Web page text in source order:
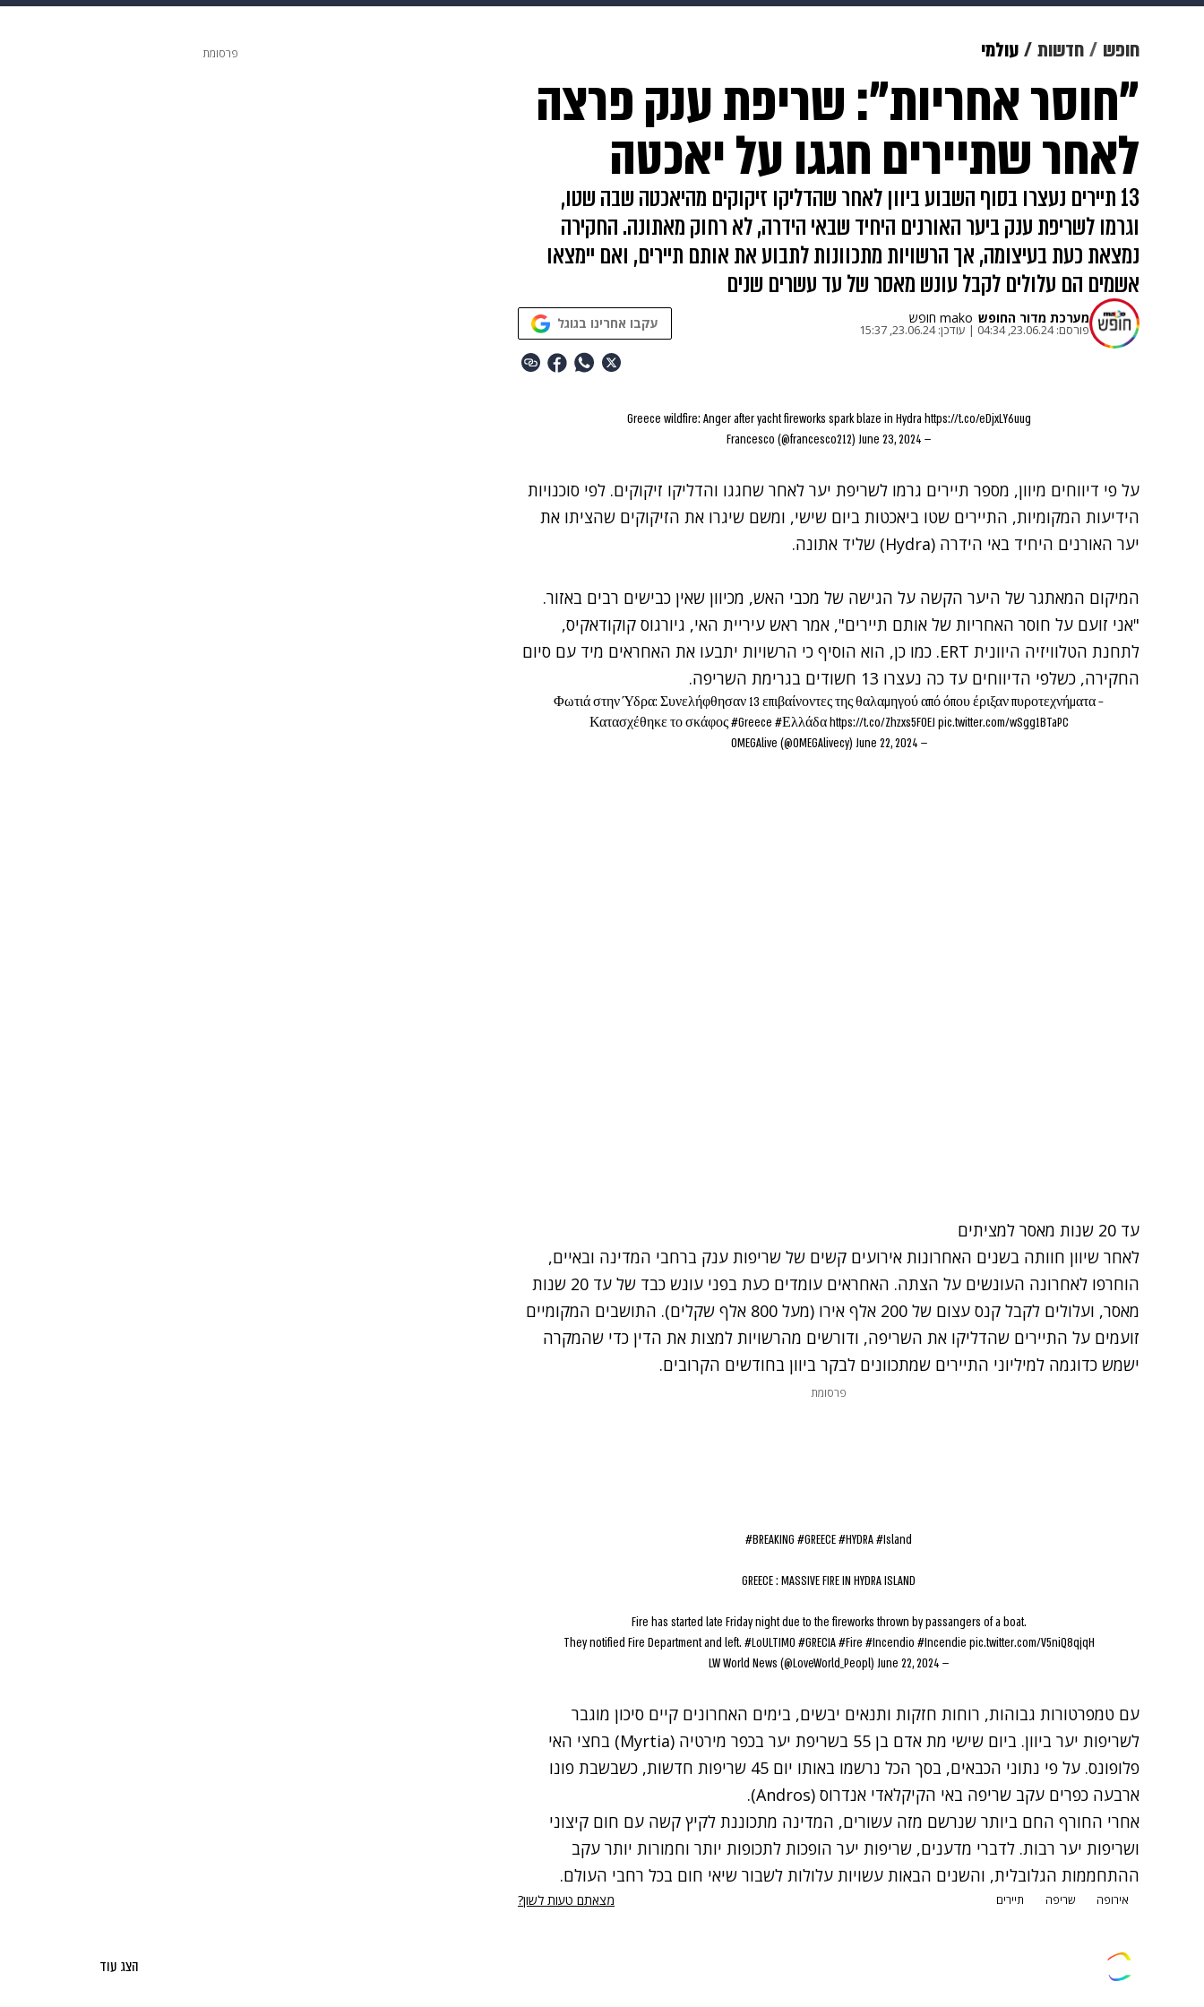
תרבות
גאווה משפט תשעה חודשים מתכונים פרויקטים מיוחדים
חופש חדשות עולמי
"חוסר אחריות": שריפת ענק פרצה
לאחר שתיירים חגגו על יאכטה
13 תיירים נעצרו בסוף השבוע ביוון לאחר שהדליקו זיקוקים מהיאכטה שבה שטו,
וגרמו לשריפת ענק ביער האורנים היחיד שבאי הידרה, לא רחוק מאתונה. החקירה
נמצאת כעת בעיצומה, אך הרשויות מתכוונות לתבוע את אותם תיירים, ואם יימצאו
אשמים הם עלולים לקבל עונש מאסר של עד עשרים שנים
מערכת מדור החופש mako חופש
פורסם:23.06.24, 04:34
| עודכן:23.06.24, 15:37 עקבו אחרינו בגוגל
Greece wildfire: Anger after yacht fireworks spark blaze in Hydra https://t.co/eDjxLY6uug
— Francesco (@francesco212)
June 23, 2024
על פי דיווחים מיוון, מספר תיירים גרמו לשריפת יער לאחר שחגגו והדליקו זיקוקים. לפי סוכנויות
הידיעות המקומיות, התיירים שטו ביאכטות ביום שישי, ומשם שיגרו את הזיקוקים שהציתו את
יער האורנים היחיד באי הידרה (Hydra) שליד אתונה.
המיקום המאתגר של היער הקשה על הגישה של מכבי האש, מכיוון שאין כבישים רבים באזור.
"אני זועם על חוסר האחריות של אותם תיירים", אמר ראש עיריית האי, גיורגוס קוקודאקיס,
לתחנת הטלוויזיה היוונית ERT. כמו כן, הוא הוסיף כי הרשויות יתבעו את האחראים מיד עם סיום
החקירה, כשלפי הדיווחים עד כה נעצרו 13 חשודים בגרימת השריפה.
Φωτιά στην Ύδρα: Συνελήφθησαν 13 επιβαίνοντες της θαλαμηγού από όπου έριξαν πυροτεχνήματα –
Κατασχέθηκε το σκάφος#Greece #Ελλάδαhttps://t.co/Zhzxs5F0EJ pic.twitter.com/wSgg1BTaPC
— OMEGAlive (@OMEGAlivecy)
June 22, 2024
עד 20 שנות מאסר למציתים
לאחר שיוון חוותה בשנים האחרונות אירועים קשים של שריפות ענק ברחבי המדינה ובאיים,
הוחרפו לאחרונה העונשים על הצתה. האחראים עומדים כעת בפני עונש כבד של עד 20 שנות
מאסר, ועלולים לקבל קנס עצום של 200 אלף אירו (מעל 800 אלף שקלים). התושבים המקומיים
זועמים על התיירים שהדליקו את השריפה, ודורשים מהרשויות למצות את הדין כדי שהמקרה
ישמש כדוגמה למיליוני התיירים שמתכוונים לבקר ביוון בחודשים הקרובים.
פרסומת
#BREAKING #GREECE#HYDRA#Island
GREECE : MASSIVE FIRE IN HYDRA ISLAND
Fire has started late Friday night due to the fireworks thrown by passangers of a boat.
They notified Fire Department and left. #LoULTIMO #GRECIA#Fire #Incendio #Incendie pic.twitter.com/V5niQ8qjqH
— LW World News (@LoveWorld_Peopl)
June 22, 2024
עם טמפרטורות גבוהות, רוחות חזקות ותנאים יבשים, בימים האחרונים קיים סיכון מוגבר
לשריפות יער ביוון. ביום שישי מת אדם בן 55 בשריפת יער בכפר מירטיה (
Myrtia) בחצי האי
פלופונס. על פי נתוני הכבאים, בסך הכל נרשמו באותו יום 45 שריפות חדשות, כשבשבת פונו
ארבעה כפרים עקב שריפה באי הקיקלאדי אנדרוס (Andros)
.
אחרי החורף החם ביותר שנרשם מזה עשורים, המדינה מתכוננת לקיץ קשה עם חום קיצוני
ושריפות יער רבות. לדברי מדענים, שריפות יער הופכות לתכופות יותר וחמורות יותר עקב
ההתחממות הגלובלית, והשנים הבאות עשויות עלולות לשבור שיאי חום בכל רחבי העולם.
אירופה שריפה תיירים מצאתם טעות לשון?
פרסומת
הצג עוד